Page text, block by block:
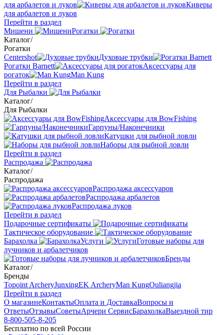
для арбалетов и луков
Киверы
для арбалетов и луков
Перейти в раздел
Мишени
Рогатки
Каталог/
Рогатки
Centershot
Духовые трубки
Рогатки Barnett
Аксессуары для
рогаток
Man Kung
Перейти в раздел
Для Рыбалки
Каталог/
Для Рыбалки
Аксессуары для BowFishing
Гарпуны/Наконечники
Катушки для рыбной ловли
Наборы для рыбной ловли
Перейти в раздел
Распродажа
Каталог/
Распродажа
Распродажа аксессуаров
Распродажа арбалетов
Распродажа луков
Перейти в раздел
Подарочные сертификаты
Тактическое оборудование
Барахолка
Услуги
Готовые наборы для
лучников и арбалетчиков
Бренды
Каталог/
Бренды
Topoint ArcheryJunxingEK ArcheryMan KungOuliangjia
Перейти в раздел
О магазинеКонтактыОплата и ДоставкаВопросы и
ОтветыОтзывыСоветыАрчери СервисБарахолкаВыездной тир
8-800-505-8-205
Бесплатно по всей России